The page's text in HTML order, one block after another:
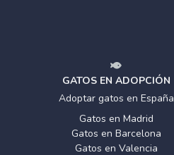
GATOS EN ADOPCIÓN
Adoptar gatos en España
Gatos en Madrid
Gatos en Barcelona
Gatos en Valencia